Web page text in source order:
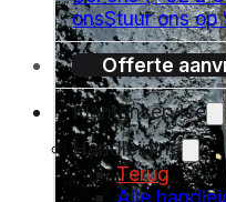
onsStuur ons op
Offerte
Klantenservice
Handleiding
Terug
Alle